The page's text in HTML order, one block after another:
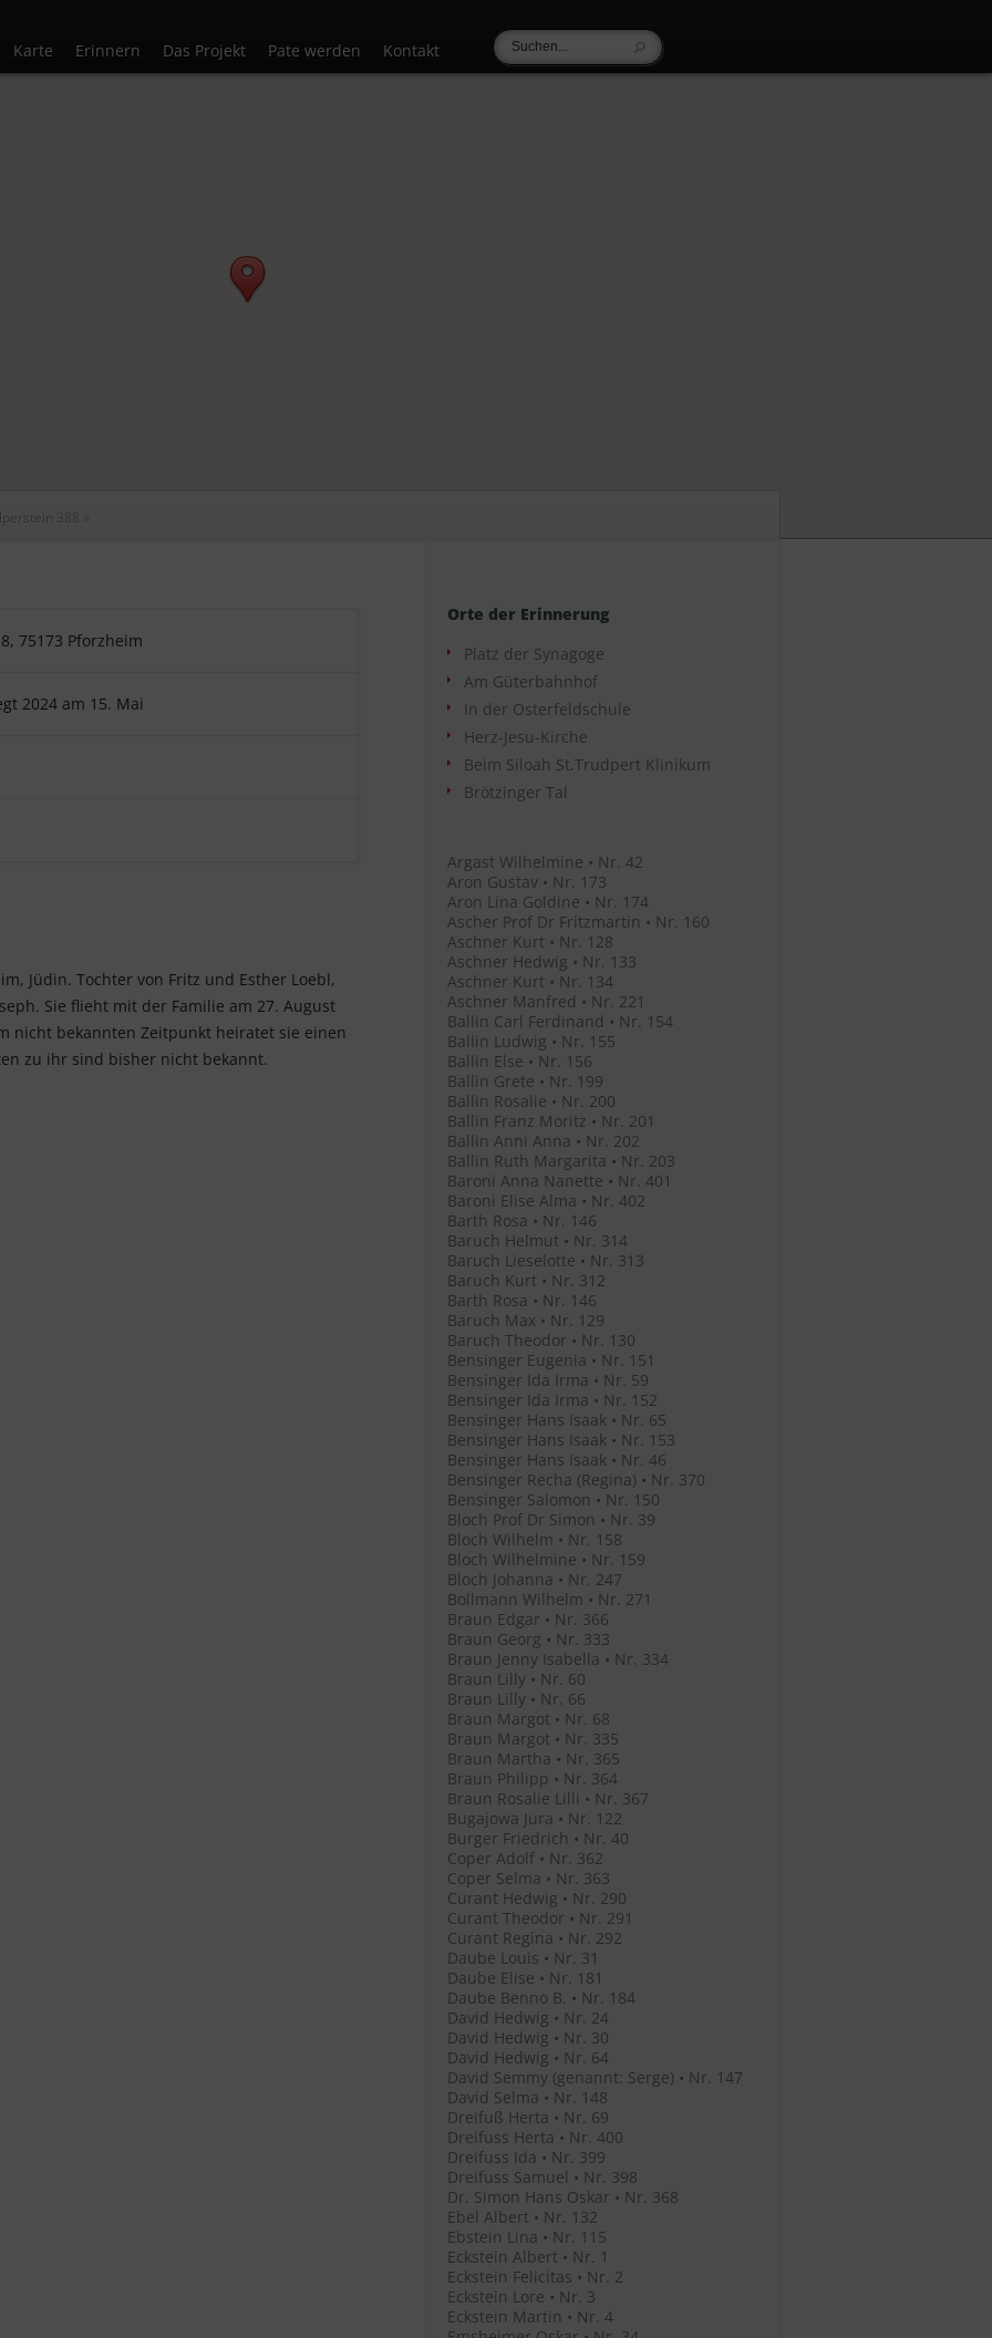
Karte Erinnern Das Projekt Pate werden Kontakt
388 »
75173 Pforzheim
2024 am 15. Mai
Jüdin. Tochter von Fritz und Esther Loebl,
Sie flieht mit der Familie am 27. August
nicht bekannten Zeitpunkt heiratet sie einen
zu ihr sind bisher nicht bekannt.
Orte der Erinnerung
Platz der Synagoge
Am Güterbahnhof
In der Osterfeldschule
Herz-Jesu-Kirche
Beim Siloah St.Trudpert Klinikum
Brötzinger Tal
Argast Wilhelmine • Nr. 42
Aron Gustav • Nr. 173
Aron Lina Goldine • Nr. 174
Ascher Prof Dr Fritzmartin • Nr. 160
Aschner Kurt • Nr. 128
Aschner Hedwig • Nr. 133
Aschner Kurt • Nr. 134
Aschner Manfred • Nr. 221
Ballin Carl Ferdinand • Nr. 154
Ballin Ludwig • Nr. 155
Ballin Else • Nr. 156
Ballin Grete • Nr. 199
Ballin Rosalie • Nr. 200
Ballin Franz Moritz • Nr. 201
Ballin Anni Anna • Nr. 202
Ballin Ruth Margarita • Nr. 203
Baroni Anna Nanette • Nr. 401
Baroni Elise Alma • Nr. 402
Barth Rosa • Nr. 146
Baruch Helmut • Nr. 314
Baruch Lieselotte • Nr. 313
Baruch Kurt • Nr. 312
Barth Rosa • Nr. 146
Baruch Max • Nr. 129
Baruch Theodor • Nr. 130
Bensinger Eugenia • Nr. 151
Bensinger Ida Irma • Nr. 59
Bensinger Ida Irma • Nr. 152
Bensinger Hans Isaak • Nr. 65
Bensinger Hans Isaak • Nr. 153
Bensinger Hans Isaak • Nr. 46
Bensinger Recha (Regina) • Nr. 370
Bensinger Salomon • Nr. 150
Bloch Prof Dr Simon • Nr. 39
Bloch Wilhelm • Nr. 158
Bloch Wilhelmine • Nr. 159
Bloch Johanna • Nr. 247
Bollmann Wilhelm • Nr. 271
Braun Edgar • Nr. 366
Braun Georg • Nr. 333
Braun Jenny Isabella • Nr. 334
Braun Lilly • Nr. 60
Braun Lilly • Nr. 66
Braun Margot • Nr. 68
Braun Margot • Nr. 335
Braun Martha • Nr. 365
Braun Philipp • Nr. 364
Braun Rosalie Lilli • Nr. 367
Bugajowa Jura • Nr. 122
Burger Friedrich • Nr. 40
Coper Adolf • Nr. 362
Coper Selma • Nr. 363
Curant Hedwig • Nr. 290
Curant Theodor • Nr. 291
Curant Regina • Nr. 292
Daube Louis • Nr. 31
Daube Elise • Nr. 181
Daube Benno B. • Nr. 184
David Hedwig • Nr. 24
David Hedwig • Nr. 30
David Hedwig • Nr. 64
David Semmy (genannt: Serge) • Nr. 147
David Selma • Nr. 148
Dreifuß Herta • Nr. 69
Dreifuss Herta • Nr. 400
Dreifuss Ida • Nr. 399
Dreifuss Samuel • Nr. 398
Dr. Simon Hans Oskar • Nr. 368
Ebel Albert • Nr. 132
Ebstein Lina • Nr. 115
Eckstein Albert • Nr. 1
Eckstein Felicitas • Nr. 2
Eckstein Lore • Nr. 3
Eckstein Martin • Nr. 4